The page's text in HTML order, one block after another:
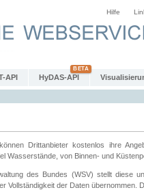
Hilfe
API HyDAS-API
Drittanbieter kostenlos ihre
Wasserstände, von Binnen- und
des Bundes (WSV) stellt diese
Vollständigkeit der Daten übernommen.